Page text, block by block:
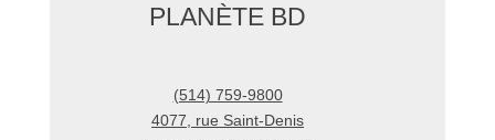
PLANÈTE BD
(514) 759-9800
4077, rue Saint-Denis